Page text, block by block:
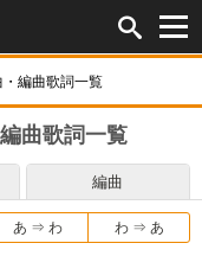
編曲歌詞一覧
曲歌詞一覧
編曲
あ ⇒ わ わ ⇒ あ